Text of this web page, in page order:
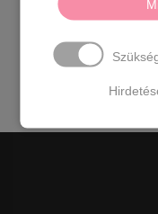
40-
24,5 cm